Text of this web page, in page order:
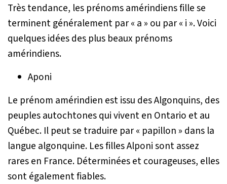
Très tendance, les prénoms amérindiens fille se
terminent généralement par « a » ou par « i ». Voici
quelques idées des plus beaux prénoms
amérindiens.
Aponi
Le prénom amérindien est issu des Algonquins, des
peuples autochtones qui vivent en Ontario et au
Québec. Il peut se traduire par « papillon » dans la
langue algonquine. Les filles Alponi sont assez
rares en France. Déterminées et courageuses, elles
sont également fiables.